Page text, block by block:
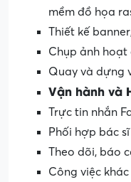
mềm đồ họa
Thiết kế
Chụp ảnh
Quay và dựng
Vận hành và
Trực tin nhắn
Phối hợp bác
Theo dõi, báo
Công việc